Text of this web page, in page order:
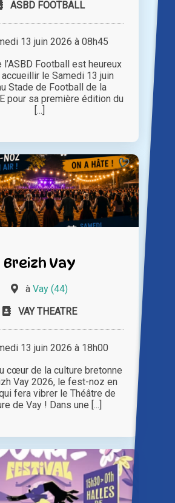
ASBD FOOTBALL
13 juin 2026 à 08h45
l’ASBD Football est heureux
le Samedi 13 juin
Stade de Football de la
pour sa première édition du
[...]
Breizh Vay
à Vay (44)
VAY THEATRE
13 juin 2026 à 18h00
cœur de la culture bretonne
Vay 2026, le fest-noz en
fera vibrer le Théâtre de
de Vay ! Dans une [...]